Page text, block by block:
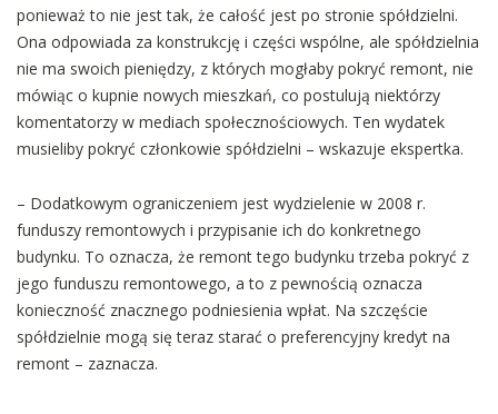
ponieważ to nie jest tak, że całość jest po stronie spółdzielni.
Ona odpowiada za konstrukcję i części wspólne, ale spółdzielnia
nie ma swoich pieniędzy, z których mogłaby pokryć remont, nie
mówiąc o kupnie nowych mieszkań, co postulują niektórzy
komentatorzy w mediach społecznościowych. Ten wydatek
musieliby pokryć członkowie spółdzielni – wskazuje ekspertka.
– Dodatkowym ograniczeniem jest wydzielenie w 2008 r.
funduszy remontowych i przypisanie ich do konkretnego
budynku. To oznacza, że remont tego budynku trzeba pokryć z
jego funduszu remontowego, a to z pewnością oznacza
konieczność znacznego podniesienia wpłat. Na szczęście
spółdzielnie mogą się teraz starać o preferencyjny kredyt na
remont – zaznacza.